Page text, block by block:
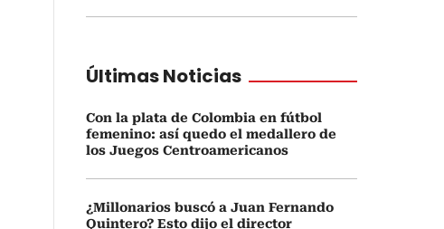
Últimas Noticias
Con la plata de Colombia en fútbol
femenino: así quedo el medallero de
los Juegos Centroamericanos
¿Millonarios buscó a Juan Fernando
Quintero? Esto dijo el director